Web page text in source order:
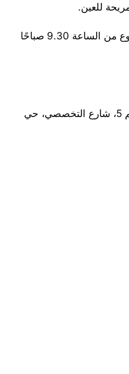
للعين.
: طوال أيام الأسبوع من الساعة 9.30 صباحًا
: بانوراما مول، بوابة رقم 5، شارع التخصصي، حي